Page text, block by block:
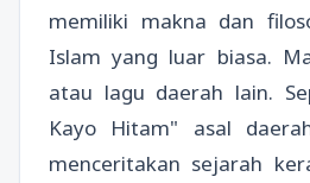
memiliki makna dan
Islam yang luar biasa.
atau lagu daerah lain.
Kayo Hitam" asal
menceritakan sejarah